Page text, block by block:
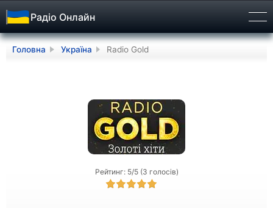
Радіо Онлайн
Головна Україна Radio Gold
Рейтинг: 5/5 (3 голосів)